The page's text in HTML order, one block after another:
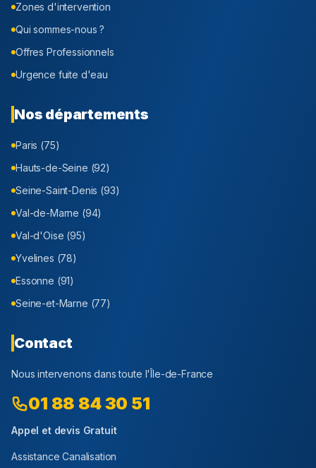
Zones d'intervention
Qui sommes-nous ?
Offres Professionnels
Urgence fuite d'eau
Nos départements
Paris (75)
Hauts-de-Seine (92)
Seine-Saint-Denis (93)
Val-de-Marne (94)
Val-d'Oise (95)
Yvelines (78)
Essonne (91)
Seine-et-Marne (77)
Contact
Nous intervenons dans toute l'Île-de-France
01 88 84 30 51
Appel et devis Gratuit
Assistance Canalisation